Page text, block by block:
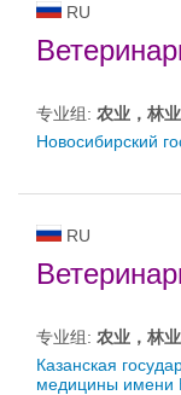
RU
专业组: 农业，林
Новосибирский
RU
专业组: 农业，林
Казанская
медицины имени